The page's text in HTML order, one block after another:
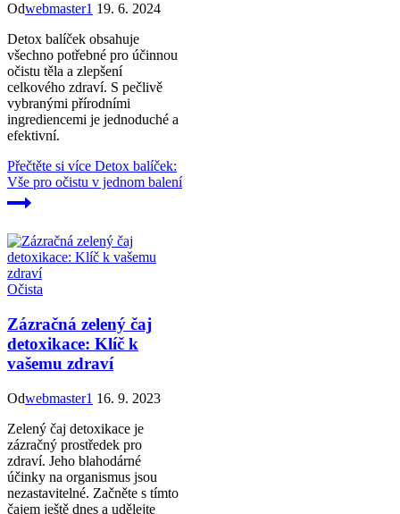
Odwebmaster1 19. 6. 2024
Detox balíček obsahuje
všechno potřebné pro účinnou
očistu těla a zlepšení
celkového zdraví. S pečlivě
vybranými přírodními
ingrediencemi je jednoduché a
efektivní.
Přečtěte si více Detox balíček:
Vše pro očistu v jednom balení
Očista
Zázračná zelený čaj
detoxikace: Klíč k
vašemu zdraví
Odwebmaster1 16. 9. 2023
Zelený čaj detoxikace je
zázračný prostředek pro
zdraví. Jeho blahodárné
účinky na organismus jsou
nezastavitelné. Začněte s tímto
čajem ještě dnes a udělejte